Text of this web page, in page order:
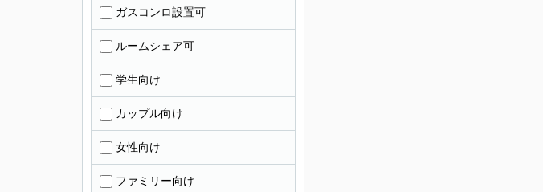
ガスコンロ設置可
ルームシェア可
学生向け
カップル向け
女性向け
ファミリー向け